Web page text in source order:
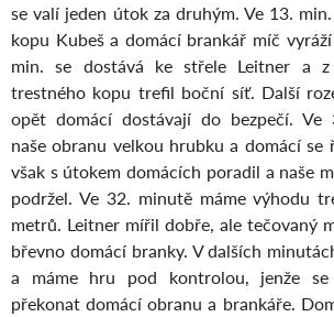
se valí jeden útok za druhým. Ve 13.
kopu Kubeš a domácí brankář míč vyráží
min. se dostává ke střele Leitner a
trestného kopu trefil boční síť. Další
opět domácí dostávají do bezpečí. Ve
naše obranu velkou hrubku a domácí se
však s útokem domácích poradil a naše
podržel. Ve 32. minutě máme výhodu
metrů. Leitner mířil dobře, ale tečovaný
břevno domácí branky. V dalších
a máme hru pod kontrolou, jenže
překonat domácí obranu a brankáře.